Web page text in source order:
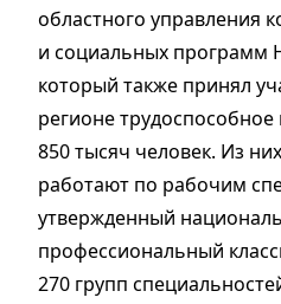
областного управления
и социальных программ
который также принял
регионе трудоспособное
850 тысяч человек. Из
работают по рабочим
утвержденный
профессиональный
270 групп